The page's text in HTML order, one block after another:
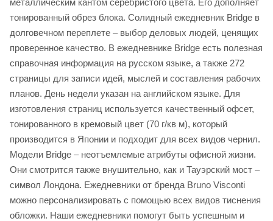
тонированный обрез блока. Солидный ежедневник Bridge в
долговечном переплете – выбор деловых людей, ценящих
проверенное качество. В ежедневнике Bridge есть полезная
справочная информация на русском языке, а также 272
страницы для записи идей, мыслей и составления рабочих
планов. День недели указан на английском языке. Для
изготовления страниц используется качественный офсет,
тонированного в кремовый цвет (70 г/кв м), который
производится в Японии и подходит для всех видов чернил.
Модели Bridge – неотъемлемые атрибуты офисной жизни.
Они смотрится также внушительно, как и Тауэрский мост –
символ Лондона. Ежедневники от бренда Bruno Visconti
можно персонализировать с помощью всех видов тиснения
обложки. Наши ежедневники помогут быть успешным и